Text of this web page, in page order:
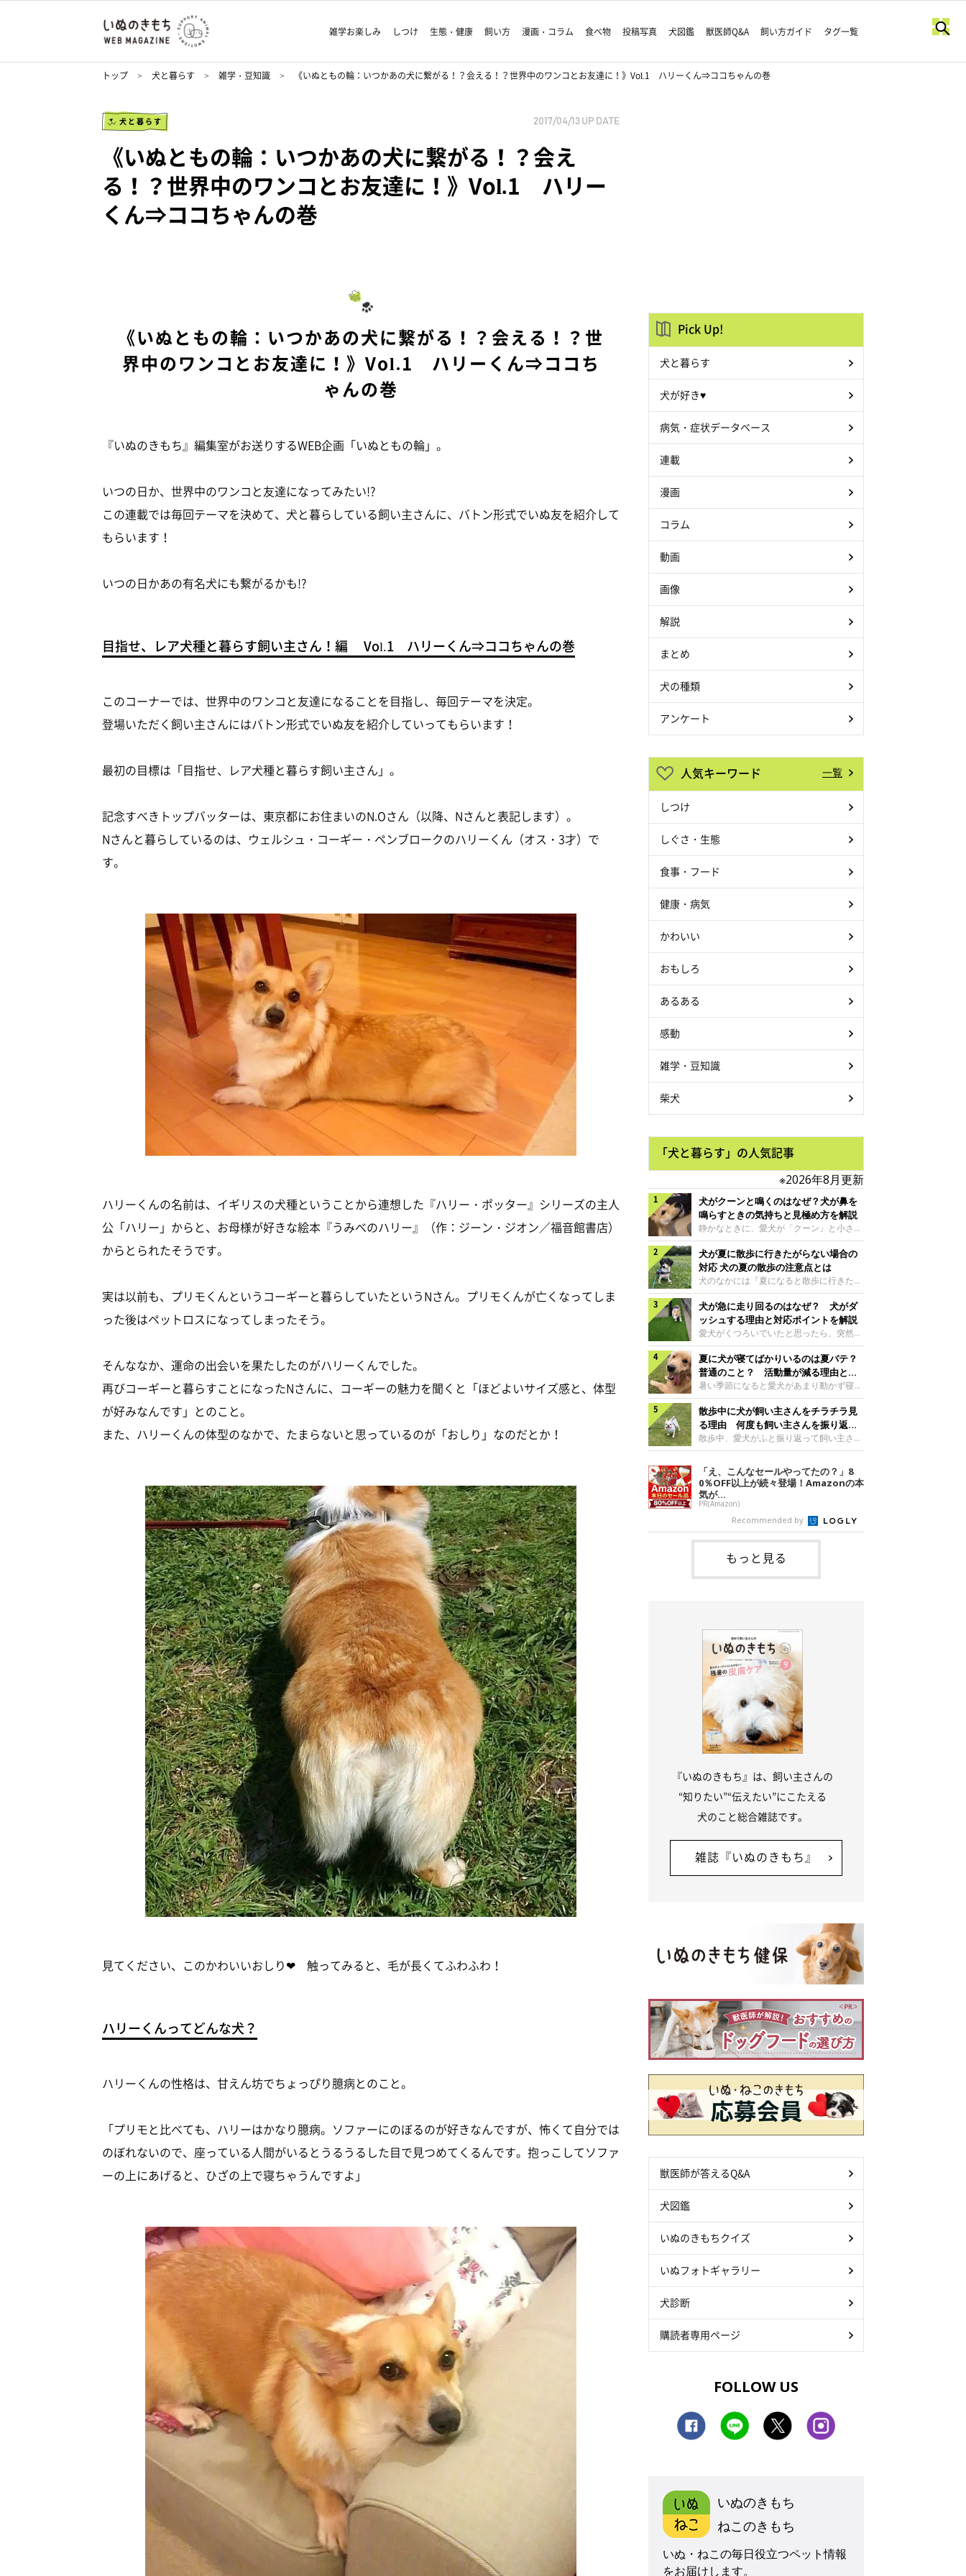
雑学お楽しみ しつけ 生態・健康 飼い方 漫画・コラム 食べ物 投稿写真 犬図鑑 獣医師Q&A 飼い方ガイド タグ一覧
トップ 犬と暮らす 雑学・豆知識 《いぬともの輪：いつかあの犬に繋がる！？会える！？世界中のワンコとお友達に！》Vol.1 ハリーくん⇒ココちゃんの巻
犬と暮らす 2017/04/13 UP DATE
《いぬともの輪：いつかあの犬に繋がる！？会え
る！？世界中のワンコとお友達に！》Vol.1 ハリー
くん⇒ココちゃんの巻
《いぬともの輪：いつかあの犬に繋がる！？会える！？世
界中のワンコとお友達に！》Vol.1 ハリーくん⇒ココち
ゃんの巻
『いぬのきもち』編集室がお送りするWEB企画「いぬともの輪」。
いつの日か、世界中のワンコと友達になってみたい!?
この連載では毎回テーマを決めて、犬と暮らしている飼い主さんに、バトン形式でいぬ友を紹介して
もらいます！
いつの日かあの有名犬にも繋がるかも!?
目指せ、レア犬種と暮らす飼い主さん！編 Vol.1 ハリーくん⇒ココちゃんの巻
このコーナーでは、世界中のワンコと友達になることを目指し、毎回テーマを決定。
登場いただく飼い主さんにはバトン形式でいぬ友を紹介していってもらいます！
最初の目標は「目指せ、レア犬種と暮らす飼い主さん」。
記念すべきトップバッターは、東京都にお住まいのN.Oさん（以降、Nさんと表記します）。
Nさんと暮らしているのは、ウェルシュ・コーギー・ペンブロークのハリーくん（オス・3才）で
す。
ハリーくんの名前は、イギリスの犬種ということから連想した『ハリー・ポッター』シリーズの主人
公「ハリー」からと、お母様が好きな絵本『うみべのハリー』（作：ジーン・ジオン／福音館書店）
からとられたそうです。
実は以前も、プリモくんというコーギーと暮らしていたというNさん。プリモくんが亡くなってしま
った後はペットロスになってしまったそう。
そんななか、運命の出会いを果たしたのがハリーくんでした。
再びコーギーと暮らすことになったNさんに、コーギーの魅力を聞くと「ほどよいサイズ感と、体型
が好みなんです」とのこと。
また、ハリーくんの体型のなかで、たまらないと思っているのが「おしり」なのだとか！
見てください、このかわいいおしり❤ 触ってみると、毛が長くてふわふわ！
ハリーくんってどんな犬？
ハリーくんの性格は、甘えん坊でちょっぴり臆病とのこと。
「プリモと比べても、ハリーはかなり臆病。ソファーにのぼるのが好きなんですが、怖くて自分では
のぼれないので、座っている人間がいるとうるうるした目で見つめてくるんです。抱っこしてソファ
ーの上にあげると、ひざの上で寝ちゃうんですよ」
Pick Up!
犬と暮らす
犬が好き♥
病気・症状データベース
連載
漫画
コラム
動画
画像
解説
まとめ
犬の種類
アンケート
人気キーワード 一覧
しつけ
しぐさ・生態
食事・フード
健康・病気
かわいい
おもしろ
あるある
感動
雑学・豆知識
柴犬
「犬と暮らす」の人気記事
※2026年8月更新
犬がクーンと鳴くのはなぜ？犬が鼻を
鳴らすときの気持ちと見極め方を解説
静かなときに、愛犬が「クーン」と小さく
鳴いたり、鼻を鳴らすような音を出したり
することはありませんか？ 大きく吠える
わけではない分、「不安なの？それとも何
かお願いしているの？」と気になる飼い主
さんもいるかもしれません。今回は、犬が
クーンと鳴く理由や鼻鳴らしの背景、見極
め方と対応のポイントなどについて、いぬ
のきもち獣医師相談室の原 駿太朗先生に
伺いました。クーンと鳴くのはどんな気持
ち？いぬのきもち投稿写真ギャラリー犬が
クーンと小さく鳴くときは、何らかの感情
を伝えようとしている場合があると考えら
れています。大
犬が夏に散歩に行きたがらない場合の
対応 犬の夏の散歩の注意点とは
犬のなかには『夏になると散歩に行きたが
らない、歩かなくなる』『暑い季節は散歩
の気配を察すると涼しい部屋から出ようと
しない』など散歩に行きたがらないコもい
るようです。愛犬の運動をさせてあげたい
のに、散歩に行きたがらない。このような
場合はどう対応すればよいのでしょうか？
「愛犬が夏に散歩に行きたがらない場合の
対応」について、いぬのきもち獣医師相談
室の白山さとこ先生に聞きました。Q.夏に
犬の散歩に行くときの注意点は？ いぬの
きもち投稿写真ギャラリーーー夏に愛犬と
散歩に行くときは、どのようなことに注意
をするとよい
犬が急に走り回るのはなぜ？ 犬がダ
ッシュする理由と対応ポイントを解説
愛犬がくつろいでいたと思ったら、突然部
屋の中を走り回り始める――そんな様子に
驚いたことはありませんか？ 急な動きに
「何が起きているの？」と戸惑う飼い主さ
んも多いでしょう。落ち着いていたはずな
のに、急にスイッチが入ったように見える
と不安になることもあります。今回は、犬
が急に走り回る理由や見極め方などについ
て、いぬのきもち獣医師相談室の岡本りさ
先生に伺いました。犬が急に走り回るのは
ラリー犬が突然走り回る行動は、必ずしも
珍しいものではないと考えられています。
体にたまったエ
夏に犬が寝てばかりいるのは夏バテ？
普通のこと？ 活動量が減る理由と対
策とは
暑い季節になると愛犬があまり動かず寝て
ばかりだと感じる飼い主さんはいません
か？その様子に、愛犬が夏バテで疲れてい
るのか、元気がないのかなど不安に感じる
方もいるのではないかと思います。 で
は、犬が寝てばかりいるときに対処が必要
「犬の活動量が夏に減る理由と対策」につ
いて、いぬのきもち獣医師相談室の山口み
き先生に話を聞きました。Q. 夏に犬の活
動量が減る理由は？ いぬのきもち投稿写
真ギャラリーーー夏に愛犬の活動量が減る
と感じる飼い主さんもいるようです。理由
としてどのようなこ
散歩中に犬が飼い主さんをチラチラ見
る理由 何度も飼い主さんを振り返る
のはなぜ？
散歩中、愛犬がふと振り返って飼い主さん
の様子を確認する…そんな場面に心当たり
はありませんか？ 何度もチラチラ見られ
ると、「何か気になることがあるの？」
「ちゃんと歩けているかな」と不安になる
ことがあるかもしれません。愛犬が歩きな
がら飼い主さんを振り返るしぐさには、ど
んな気持ちが隠れているのでしょうか。今
回は、犬が散歩中に飼い主さんを確認する
理由や注意すべきサインの見極めかた、対
応のポイントなどについて、いぬのきもち
獣医師相談室の原 駿太朗先生に伺いまし
「え、こんなセールやってたの？」8
0％OFF以上が続々登場！Amazonの本
気が...
PR(Amazon)
Recommended by
もっと見る
『いぬのきもち』は、飼い主さんの
“知りたい”“伝えたい”にこたえる
犬のこと総合雑誌です。
雑誌『いぬのきもち』
獣医師が答えるQ&A
犬図鑑
いぬのきもちクイズ
いぬフォトギャラリー
犬診断
購読者専用ページ
FOLLOW US
いぬのきもち
ねこのきもち
いぬ・ねこの毎日役立つペット情報
をお届けします。